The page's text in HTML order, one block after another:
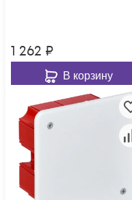
1 262 ₽
В корзину